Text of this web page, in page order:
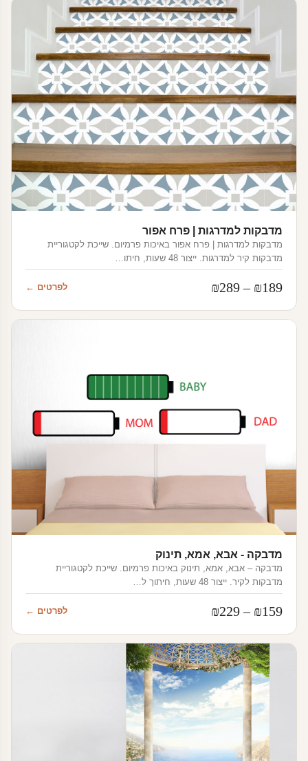
מדבקות למדרגות | פרח אפור
מדבקות למדרגות | פרח אפור באיכות פרמיום. שייכת לקטגוריית
מדבקות קיר למדרגות. ייצור 48 שעות, חיתו…
₪189
–
₪289
מחירים:
לפרטים ←
מדבקה - אבא, אמא, תינוק
מדבקה – אבא, אמא, תינוק באיכות פרמיום. שייכת לקטגוריית
מדבקות לקיר. ייצור 48 שעות, חיתוך ל…
₪159
–
₪229
מחירים:
עד
לפרטים ←